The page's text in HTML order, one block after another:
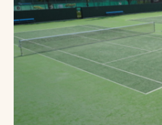
安全性向上
ぬかるみ・凍結対策
飛散・流出防止対策